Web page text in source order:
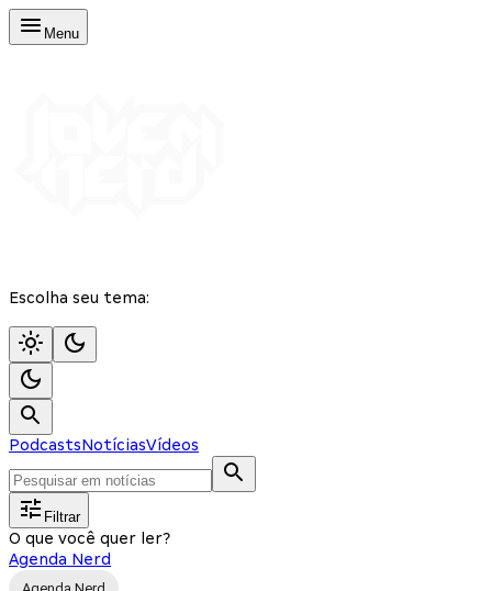
Menu
Escolha seu tema:
PodcastsNotíciasVídeos
Filtrar
O que você quer ler?
Agenda Nerd
Agenda Nerd